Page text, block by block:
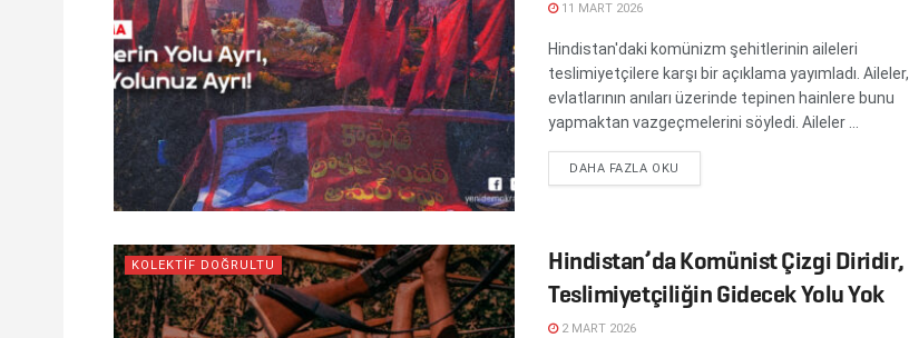
11 MART 2026
Hindistan'daki komünizm şehitlerinin aileleri
teslimiyetçilere karşı bir açıklama yayımladı. Aileler,
evlatlarının anıları üzerinde tepinen hainlere bunu
yapmaktan vazgeçmelerini söyledi. Aileler ...
DAHA FAZLA OKU
KOLEKTİF DOĞRULTU
Hindistan’da Komünist Çizgi Diridir,
Teslimiyetçiliğin Gidecek Yolu Yok
2 MART 2026